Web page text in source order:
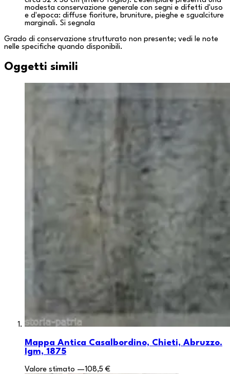
modesta conservazione generale con segni e difetti d'uso
e d'epoca: diffuse fioriture, bruniture, pieghe e sgualciture
marginali. Si segnala
Grado di conservazione strutturato non presente; vedi le note
nelle specifiche quando disponibili.
Oggetti simili
Mappa Antica Casalbordino, Chieti, Abruzzo.
Igm, 1875
Valore stimato —108,5 €